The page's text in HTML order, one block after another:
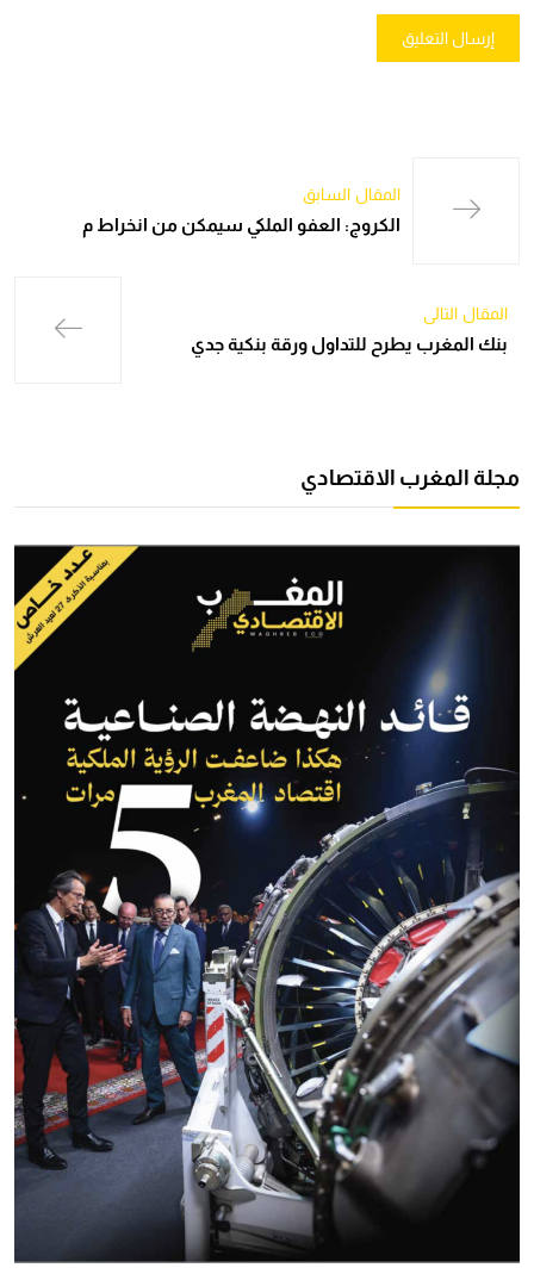
المقال السابق
الكروج: العفو الملكي سيمكن من انخراط م
المقال التالي
بنك المغرب يطرح للتداول ورقة بنكية جدي
مجلة المغرب الاقتصادي